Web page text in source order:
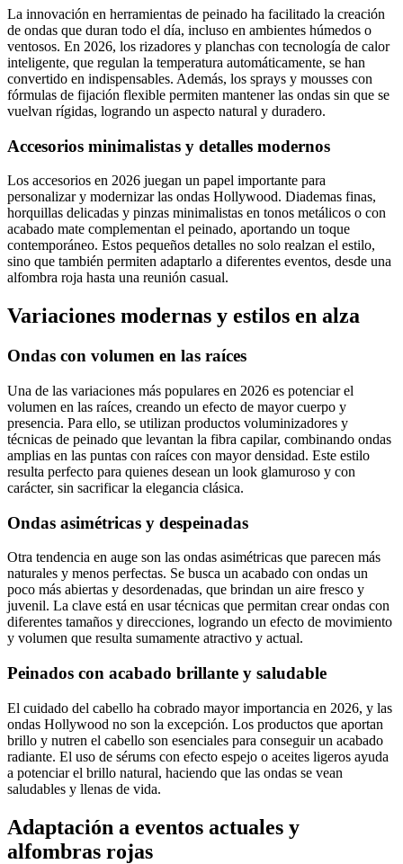
La innovación en herramientas de peinado ha facilitado la creación
de ondas que duran todo el día, incluso en ambientes húmedos o
ventosos. En 2026, los rizadores y planchas con tecnología de calor
inteligente, que regulan la temperatura automáticamente, se han
convertido en indispensables. Además, los sprays y mousses con
fórmulas de fijación flexible permiten mantener las ondas sin que se
vuelvan rígidas, logrando un aspecto natural y duradero.
Accesorios minimalistas y detalles modernos
Los accesorios en 2026 juegan un papel importante para
personalizar y modernizar las ondas Hollywood. Diademas finas,
horquillas delicadas y pinzas minimalistas en tonos metálicos o con
acabado mate complementan el peinado, aportando un toque
contemporáneo. Estos pequeños detalles no solo realzan el estilo,
sino que también permiten adaptarlo a diferentes eventos, desde una
alfombra roja hasta una reunión casual.
Variaciones modernas y estilos en alza
Ondas con volumen en las raíces
Una de las variaciones más populares en 2026 es potenciar el
volumen en las raíces, creando un efecto de mayor cuerpo y
presencia. Para ello, se utilizan productos voluminizadores y
técnicas de peinado que levantan la fibra capilar, combinando ondas
amplias en las puntas con raíces con mayor densidad. Este estilo
resulta perfecto para quienes desean un look glamuroso y con
carácter, sin sacrificar la elegancia clásica.
Ondas asimétricas y despeinadas
Otra tendencia en auge son las ondas asimétricas que parecen más
naturales y menos perfectas. Se busca un acabado con ondas un
poco más abiertas y desordenadas, que brindan un aire fresco y
juvenil. La clave está en usar técnicas que permitan crear ondas con
diferentes tamaños y direcciones, logrando un efecto de movimiento
y volumen que resulta sumamente atractivo y actual.
Peinados con acabado brillante y saludable
El cuidado del cabello ha cobrado mayor importancia en 2026, y las
ondas Hollywood no son la excepción. Los productos que aportan
brillo y nutren el cabello son esenciales para conseguir un acabado
radiante. El uso de sérums con efecto espejo o aceites ligeros ayuda
a potenciar el brillo natural, haciendo que las ondas se vean
saludables y llenas de vida.
Adaptación a eventos actuales y
alfombras rojas